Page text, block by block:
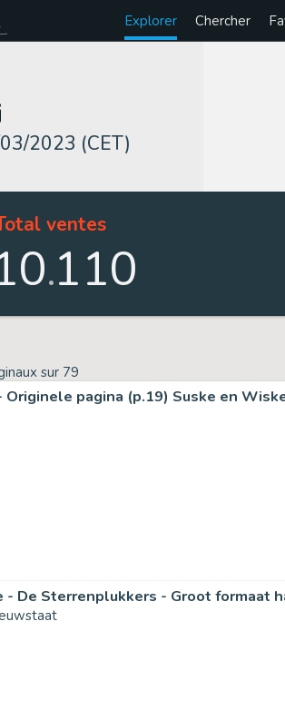
Explorer Chercher
2023 (CET)
ventes
.110
sur 79